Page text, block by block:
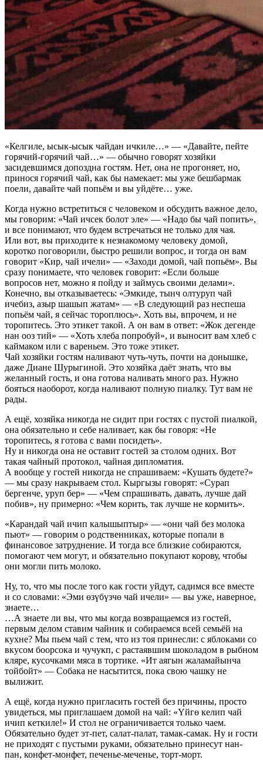
«Келгиле, ысык-ысык чайдан ичкиле…» — «Давайте, пейте
горячий-горячий чай…» — обычно говорят хозяйки
засидевшимся допоздна гостям. Нет, она не прогоняет, но,
принося горячий чай, как бы намекает: мы уже бешбармак
поели, давайте чай попьём и вы уйдёте… уже.
Когда нужно встретиться с человеком и обсудить важное дело,
мы говорим: «Чай ичсек болот эле» — «Надо бы чай попить»,
и все понимают, что будем встречаться не только для чая.
Или вот, вы приходите к незнакомому человеку домой,
коротко поговорили, быстро решили вопрос, и тогда он вам
говорит «Кир, чай ичели» — «Заходи домой, чай попьём». Вы
сразу понимаете, что человек говорит: «Если больше
вопросов нет, можно я пойду и займусь своими делами».
Конечно, вы отказываетесь: «Эмкиде, тынч олтуруп чай
ичебиз, азыр шашып жатам» — «В следующий раз неспеша
попьём чай, я сейчас тороплюсь». Хоть вы, впрочем, и не
торопитесь. Это этикет такой. А он вам в ответ: «Жок дегенде
нан ооз тий» — «Хоть хлеба попробуй», и выносит вам хлеб с
каймаком или с вареньем. Это тоже этикет.
Чай хозяйки гостям наливают чуть-чуть, почти на донышке,
даже Диане Шурыгиной. Это хозяйка даёт знать, что вы
желанный гость, и она готова наливать много раз. Нужно
бояться наоборот, когда наливают полную пиалку. Тут вам не
рады.
А ещё, хозяйка никогда не сидит при гостях с пустой пиалкой,
она обязательно и себе наливает, как бы говоря: «Не
торопитесь, я готова с вами посидеть».
Ну и никогда она не оставит гостей за столом одних. Вот
такая чайный протокол, чайная дипломатия.
А вообще у гостей никогда не спрашиваем: «Кушать будете?»
— мы сразу накрываем стол. Кыргызы говорят: «Сурап
бергенче, уруп бер» — «Чем спрашивать, давать, лучше дай
побив», ну примерно: «Чем корить, так лучше не кормить».
«Карандай чай ичип калышыптыр» — «они чай без молока
пьют» — говорим о родственниках, которые попали в
финансовое затруднение. И тогда все близкие собираются,
помогают чем могут, и обязательно покупают корову, чтобы
они могли пить молоко.
Ну, то, что мы после того как гости уйдут, садимся все вместе
и со словами: «Эми өзүбүзчө чай ичели» — вы уже, наверное,
знаете…
…А знаете ли вы, что мы когда возвращаемся из гостей,
первым делом ставим чайник и собираемся всей семьёй на
кухне? Мы пьем чай с тем, что из тоя принесли: с яблоками со
вкусом боорсока и чучукп, с растаявшим шоколадом в рыбном
кляре, кусочками мяса в тортике. «Ит аягын жаламайынча
тойбойт» — Собака не насытится, пока свою чашку не
вылижит.
А ещё, когда нужно пригласить гостей без причины, просто
увидеться, мы приглашаем домой на чай: «Үйгө келип чай
ичип кеткиле!» И стол не ограничивается только чаем.
Обязательно будет эт-пет, салат-палат, тамак-самак. Ну и гости
не приходят с пустыми руками, обязательно принесут нан-
пан, конфет-монфет, печенье-меченье, торт-морт.